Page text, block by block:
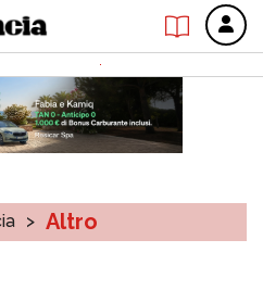
> Altro